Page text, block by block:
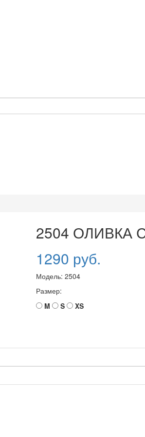
2504 ОЛИВКА
1290 руб.
Модель: 2504
Размер:
M
S
XS